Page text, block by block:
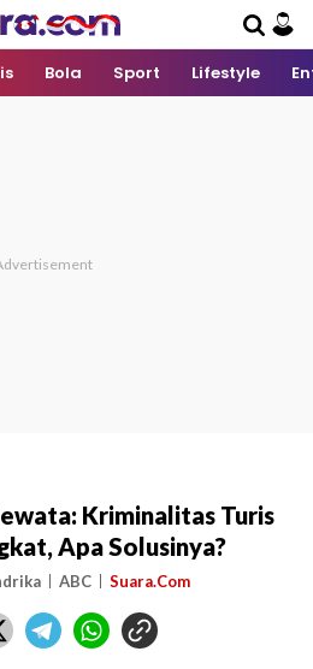
Bola Sport Lifestyle
Kriminalitas Turis
Apa Solusinya?
ABC Suara.Com